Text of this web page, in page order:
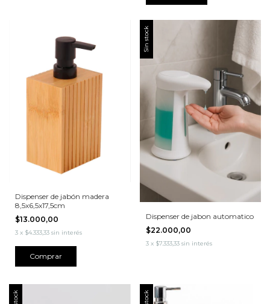
Dispenser de jabón madera
8,5x6,5x17,5cm
$13.000,00
3 x $4.333,33 sin interés
Sin stock
Dispenser de jabon automatico
$22.000,00
3 x $7.333,33 sin interés